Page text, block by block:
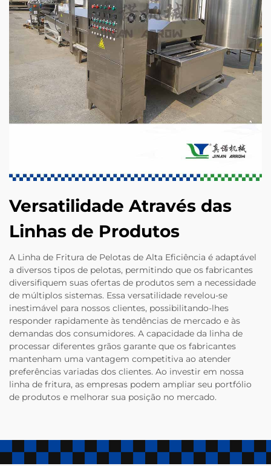
Versatilidade Através das
Linhas de Produtos
A Linha de Fritura de Pelotas de Alta Eficiência é adaptável
a diversos tipos de pelotas, permitindo que os fabricantes
diversifiquem suas ofertas de produtos sem a necessidade
de múltiplos sistemas. Essa versatilidade revelou-se
inestimável para nossos clientes, possibilitando-lhes
responder rapidamente às tendências de mercado e às
demandas dos consumidores. A capacidade da linha de
processar diferentes grãos garante que os fabricantes
mantenham uma vantagem competitiva ao atender
preferências variadas dos clientes. Ao investir em nossa
linha de fritura, as empresas podem ampliar seu portfólio
de produtos e melhorar sua posição no mercado.